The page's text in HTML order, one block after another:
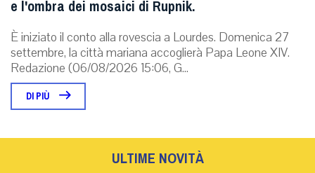
e l'ombra dei mosaici di Rupnik.
È iniziato il conto alla rovescia a Lourdes. Domenica 27
settembre, la città mariana accoglierà Papa Leone XIV.
Redazione (06/08/2026 15:06, G...
DI PIÙ
ULTIME NOVITÀ